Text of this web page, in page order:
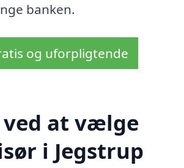
banken.
og uforpligtende
ved at vælge
i Jegstrup